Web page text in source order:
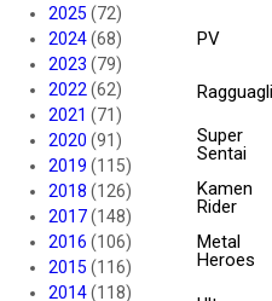
2025 (72)
2024(68)
2023 (79)
2022(62)
2021 (71)
2020 (91)
2019 (115)
2018 (126)
2017(148)
2016 (106)
2015 (116)
2014(118)
PV
Super
Sentai
Kamen
Rider
Metal
Heroes